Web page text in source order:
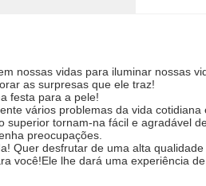
nossas vidas para iluminar nossas
as surpresas que ele traz!
festa para a pele!
vários problemas da vida
superior tornam-na fácil e agradável
preocupações.
Quer desfrutar de uma alta
você!Ele lhe dará uma experiência